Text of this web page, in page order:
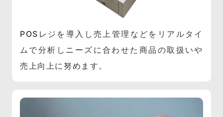
POSレジを導入し売上管理などをリアルタイ
ムで分析しニーズに合わせた商品の取扱いや
売上向上に努めます。